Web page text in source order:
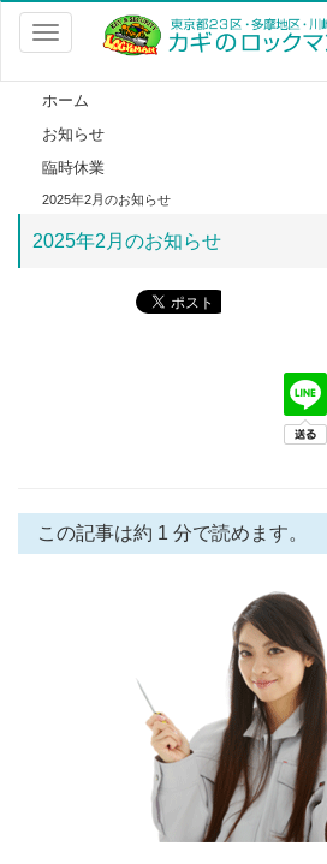
Toggle
navigation
ホーム
お知らせ
臨時休業
2025年2月のお知らせ
2025年2月のお知らせ
この記事は約 1 分で読めます。